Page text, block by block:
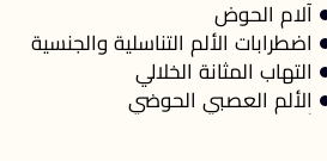
آلام الحوض
اضطرابات الألم التناسلية والجنسية
التهاب المثانة الخلالي
الألم العصبي الحوضي